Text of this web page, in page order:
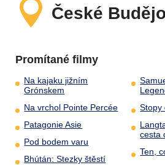
České
Promítané filmy
Na kajaku jižním
Grónskem
Na vrchol Pointe Percée
Patagonie Asie
Pod bodem varu
Bhútán: Stezky štěstí
Stopy
cesta
Ten,